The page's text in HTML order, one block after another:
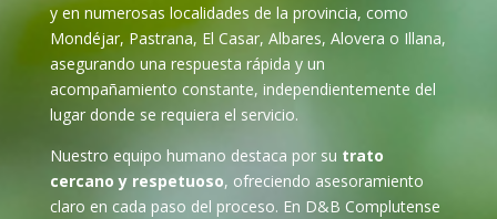
y en numerosas localidades de la provincia, como
Mondéjar, Pastrana, El Casar, Albares, Alovera o Illana,
asegurando una respuesta rápida y un
acompañamiento constante, independientemente del
lugar donde se requiera el servicio.
Nuestro equipo humano destaca por su trato
cercano y respetuoso, ofreciendo asesoramiento
claro en cada paso del proceso. En D&B Complutense